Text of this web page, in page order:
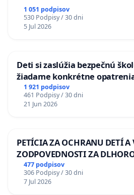
1 051 podpisov
530 Podpisy / 30 dni
5 Jul 2026
Deti si zaslúžia bezpečnú
žiadame konkrétne
situácie v školstve
1 921 podpisov
461 Podpisy / 30 dni
21 Jun 2026
PETÍCIA ZA OCHRANU DETÍ A
ZODPOVEDNOSTI ZA
A ZLYHANIE ŠTÁTU
477 podpisov
306 Podpisy / 30 dni
7 Jul 2026